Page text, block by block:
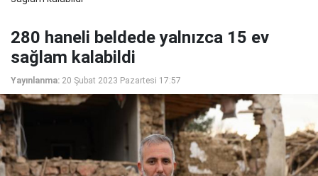
280 haneli beldede yalnızca 15 ev
sağlam kalabildi
Yayınlanma: 20 Şubat 2023 Pazartesi 17:57